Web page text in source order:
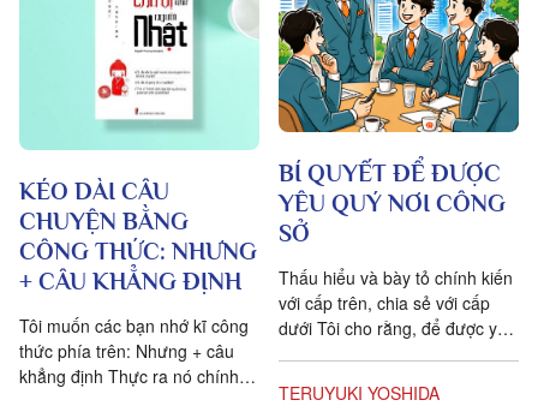
KÉO DÀI CÂU
CHUYỆN BẰNG
CÔNG THỨC: NHƯNG
+ CÂU KHẲNG ĐỊNH
Tôi muốn các bạn nhớ kĩ công
thức phía trên: Nhưng + câu
khẳng định Thực ra nó chính là
BÍ QUYẾT ĐỂ ĐƯỢC
YÊU QUÝ NƠI CÔNG
SỞ
Thấu hiểu và bày tỏ chính kiến
với cấp trên, chia sẻ với cấp
dưới Tôi cho rằng, để được yêu
TERUYUKI YOSHIDA